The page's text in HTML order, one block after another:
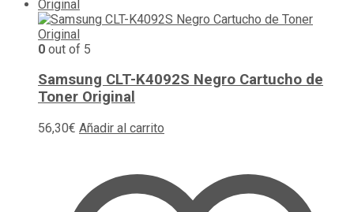
0 out of 5
Samsung CLT-K4092S Negro Cartucho de
Toner Original
56,30€ Añadir al carrito